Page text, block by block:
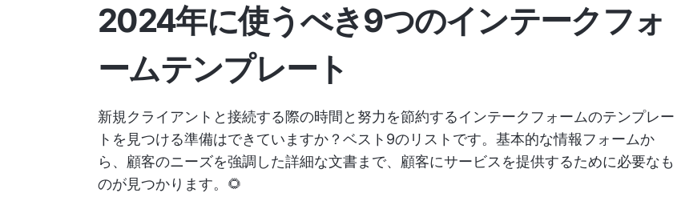
2024年に使うべき9つのインテークフォ
ームテンプレート
新規クライアントと接続する際の時間と努力を節約するインテークフォームのテンプレー
トを見つける準備はできていますか？ベスト9のリストです。基本的な情報フォームか
ら、顧客のニーズを強調した詳細な文書まで、顧客にサービスを提供するために必要なも
のが見つかります。🌻